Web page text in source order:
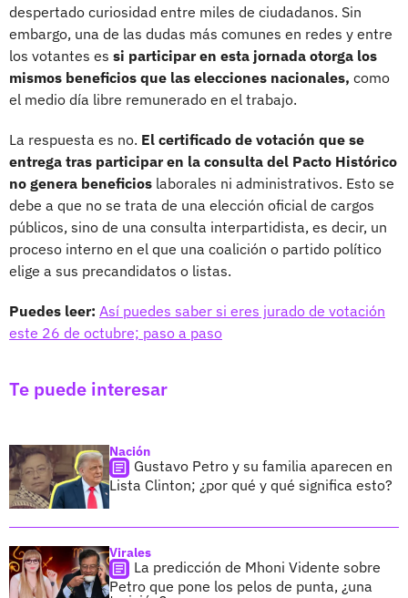
despertado curiosidad entre miles de ciudadanos. Sin
embargo, una de las dudas más comunes en redes y entre
los votantes es si participar en esta jornada otorga los
mismos beneficios que las elecciones nacionales, como
el medio día libre remunerado en el trabajo.
La respuesta es no. El certificado de votación que se
entrega tras participar en la consulta del Pacto Histórico
no genera beneficios laborales ni administrativos. Esto se
debe a que no se trata de una elección oficial de cargos
públicos, sino de una consulta interpartidista, es decir, un
proceso interno en el que una coalición o partido político
elige a sus precandidatos o listas.
Puedes leer: Así puedes saber si eres jurado de votación
este 26 de octubre; paso a paso
Te puede interesar
Nación
Gustavo Petro y su familia aparecen en
Lista Clinton; ¿por qué y qué significa esto?
Virales
La predicción de Mhoni Vidente sobre
Petro que pone los pelos de punta, ¿una